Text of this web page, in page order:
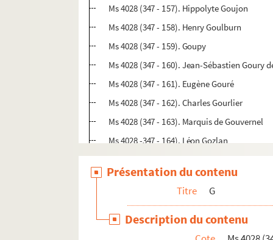
Ms 4028 (347 - 157). Hippolyte Goujon
Ms 4028 (347 - 158). Henry Goulburn
Ms 4028 (347 - 159). Goupy
Ms 4028 (347 - 160). Jean-Sébastien Goury
Ms 4028 (347 - 161). Eugène Gouré
Ms 4028 (347 - 162). Charles Gourlier
Ms 4028 (347 - 163). Marquis de Gouvernel
Ms 4028 -347 - 164). Léon Gozlan
Ms 4028 (347 - 165). Léon Grachet
Ms 4028 (347 - 166). Ch. H. Graf
Ms 4028 (347 - 167). Jules Gram (docteur
Ms 4028 (347 - 168). Antoine-Pierre de
Ms 4028 (347 - 169). François Joseph de
Présentation du contenu
Titre G
Description du contenu